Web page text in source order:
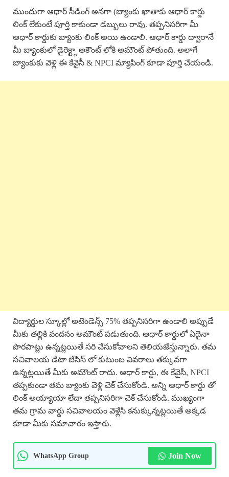
ముందుగా ఆధార్ సీడింగ్ అనగా (బ్యాంకు ఖాతాకు ఆధార్ కార్డు
లింక్ లేకుంటే పూర్తి కాకుండా డబ్బులు రావు. తప్పనిసరిగా మీ
ఆధార్ కార్డుకు బ్యాంకు లింక్ అయి ఉండాలి. ఆధార్ కార్డు ద్వారానే
మీ బ్యాంకులో డైరెక్ట్గా అకౌంట్ లోకి అమౌంట్ పోతుంది. అలాగే
బ్యాంకుకు వెళ్లి ఈ కేవైసీ & NPCI మ్యాపింగ్ కూడా పూర్తి చేయండి.
విద్యార్థుల స్కూల్లో అటెండెన్స్ 75% తప్పనిసరిగా ఉండాలి అప్పుడే
మీకు తల్లికి వందనం అమౌంట్ పడుతుంది. ఆధార్ కార్డులో ఏదైనా
పొరపాట్లు ఉన్నట్లయితే సరి చేసుకోవాలని తెలియజేస్తున్నారు. తమ
సచివాలయ డేటా బేసిస్ లో కుటుంబ వివరాలు తక్కువగా
ఉన్నట్లయితే మీకు అమౌంట్ రాదు. ఆధార్ కార్డు, ఈ కేవైసీ, NPCI
తప్పకుండా తమ బ్యాంకు వెళ్లి చెక్ చేసుకోండి. అన్ని ఆధార్ కార్డు తో
లింక్ అయ్యాయా లేదా తప్పనిసరిగా చెక్ చేసుకోండి. ముఖ్యంగా
తమ గ్రామ వార్డు సచివాలయం వెళ్లేసి కనుక్కున్నట్లయితే అక్కడ
కూడా మీకు సమాచారం ఇస్తారు.
WhatsApp Group Join Now